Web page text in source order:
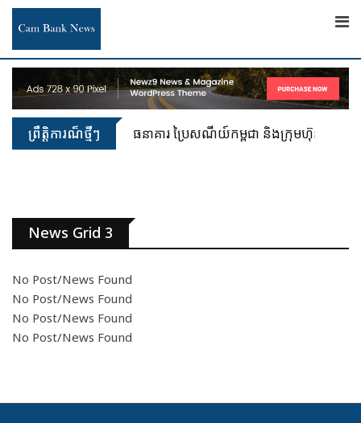
ព្រឹត្តិការណ៏ថ្មីៗ ធនាគារ ប្រៃសណីយ៍កម្ពុជា និងក្រុមហ៊ុន អាយជី អ
News Grid 3
No Post/News Found
No Post/News Found
No Post/News Found
No Post/News Found